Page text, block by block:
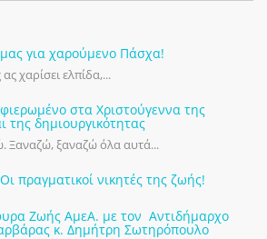
μας για χαρούμενο Πάσχα!
χαρίσει ελπίδα,...
στα Χριστούγεννα της
της δημιουργικότητας
Ξαναζώ, ξαναζώ όλα αυτά...
πραγματικοί νικητές της ζωής!
Ζωής ΑμεΑ. με τον Αντιδήμαρχο
κ. Δημήτρη Σωτηρόπουλο